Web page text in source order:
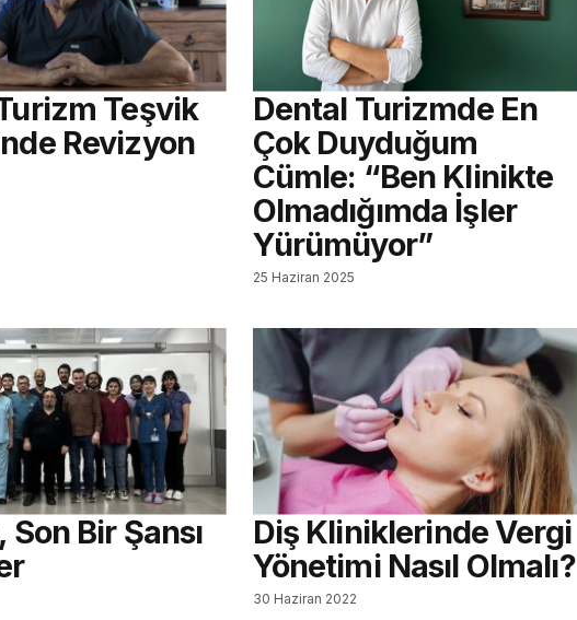
Teşvik
Revizyon
Dental Turizmde En
Çok Duyduğum
Cümle: “Ben Klinikte
Olmadığımda İşler
Yürümüyor”
25 Haziran 2025
Son Bir Şansı
Diş Kliniklerinde Vergi
Yönetimi Nasıl Olmalı?
30 Haziran 2022